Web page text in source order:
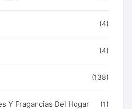
(4)
(4)
(138)
Y Fragancias Del Hogar (1)